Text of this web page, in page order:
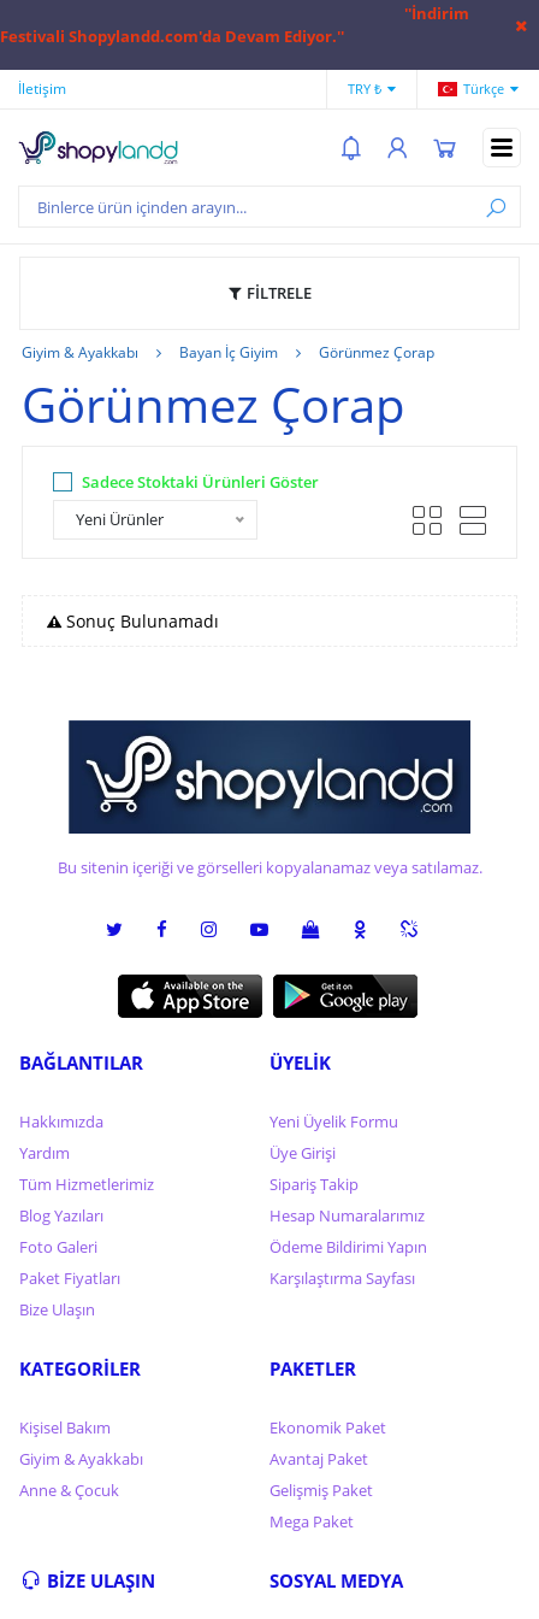
''İndirim
Festivali Shopylandd.com'da Devam Ediyor.''
İletişim Hesap Numaralarımız
TRY ₺ Türkçe
FİLTRELE
Giyim & Ayakkabı Bayan İç Giyim Görünmez Çorap
Görünmez Çorap
Sadece Stoktaki Ürünleri Göster
Yeni Ürünler
Sonuç Bulunamadı
Bu sitenin içeriği ve görselleri kopyalanamaz veya satılamaz.
BAĞLANTILAR
Hakkımızda
Yardım
Tüm Hizmetlerimiz
Blog Yazıları
Foto Galeri
Paket Fiyatları
Bize Ulaşın
ÜYELİK
Yeni Üyelik Formu
Üye Girişi
Sipariş Takip
Hesap Numaralarımız
Ödeme Bildirimi Yapın
Karşılaştırma Sayfası
KATEGORİLER
Kişisel Bakım
Giyim & Ayakkabı
Anne & Çocuk
PAKETLER
Ekonomik Paket
Avantaj Paket
Gelişmiş Paket
Mega Paket
BİZE ULAŞIN SOSYAL MEDYA